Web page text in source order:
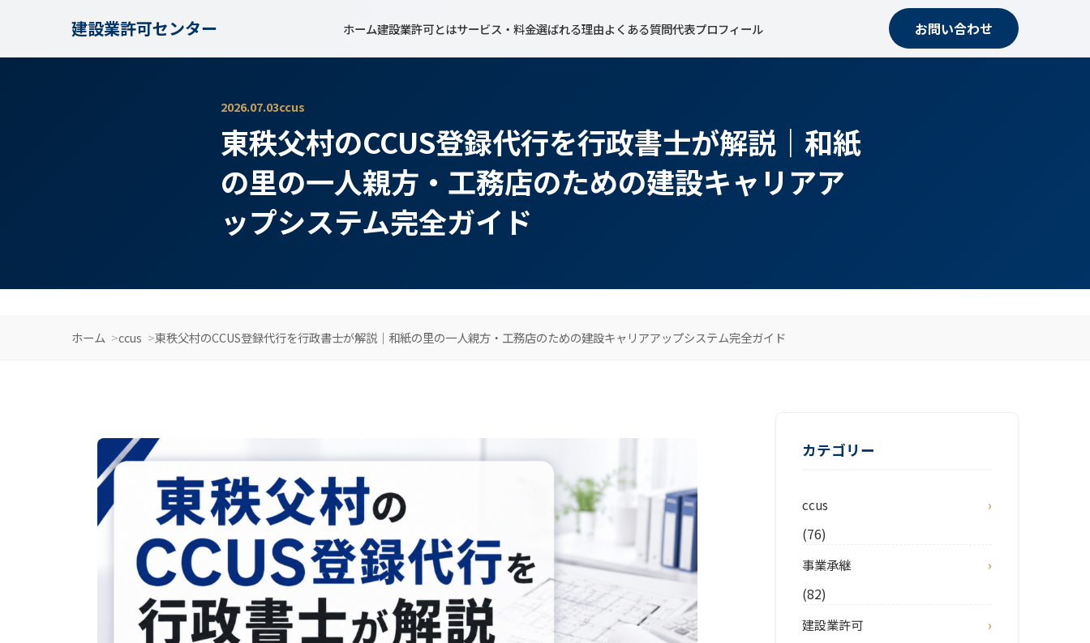
建設業許可センター ホーム建設業許可とはサービス・料金選ばれる理由よくある質問代表プロフィール お問い合わせ
2026.07.03ccus
東秩父村のCCUS登録代行を行政書士が解説｜和紙
の里の一人親方・工務店のための建設キャリアア
ップシステム完全ガイド
ホーム ccus 東秩父村のCCUS登録代行を行政書士が解説｜和紙の里の一人親方・工務店のための建設キャリアアップシステム完全ガイド
カテゴリー
ccus
(76)
事業承継
(82)
建設業許可